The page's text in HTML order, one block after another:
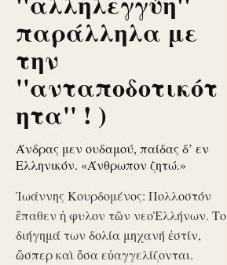
παράλληλα με
την
''ανταποδοτικότ
ητα'' ! )
Άνδρας μεν ουδαμού, παίδας δ’ εν
Ελληνικόν. «Άνθρωπον ζητώ.»
Ἰωάννης Κουρδομένος: Πολλοστόν
ἔπαθεν ἡ φυλον τῶν νεοἙλλήνων. Το
διήγημά των δολία μηχανή ἐστίν,
ὥσπερ καὶ ὅσα εὐαγγελίζονται.